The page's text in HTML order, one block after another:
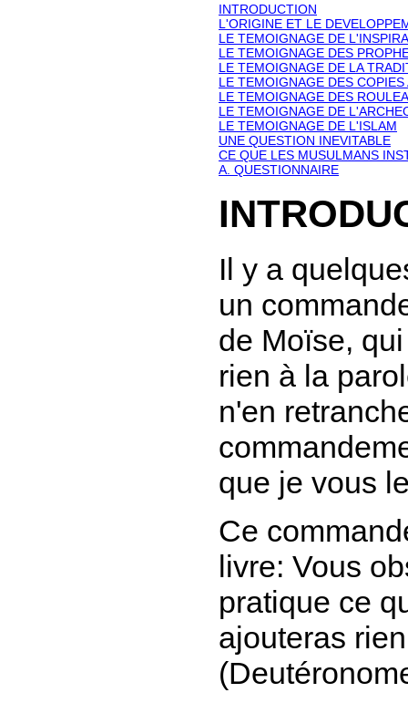
INTRODUCTION
L'ORIGINE ET LE
LE TEMOIGNAGE DE
LE TEMOIGNAGE DES
LE TEMOIGNAGE DE LA
LE TEMOIGNAGE DES COPIES
LE TEMOIGNAGE DES
LE TEMOIGNAGE DE
LE TEMOIGNAGE DE L'ISLAM
UNE QUESTION INEVITABLE
CE QUE LES MUSULMANS
A. QUESTIONNAIRE
Il y a
un
de Moïse,
rien à la
n'en
que je vous
Ce
livre: Vous
pratique ce
ajouteras